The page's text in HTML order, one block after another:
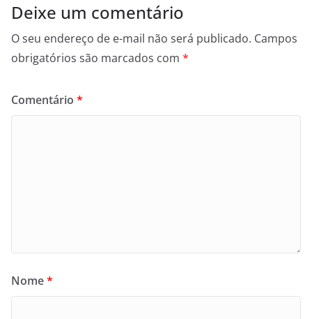
Deixe um comentário
O seu endereço de e-mail não será publicado. Campos
obrigatórios são marcados com *
Comentário *
Nome*